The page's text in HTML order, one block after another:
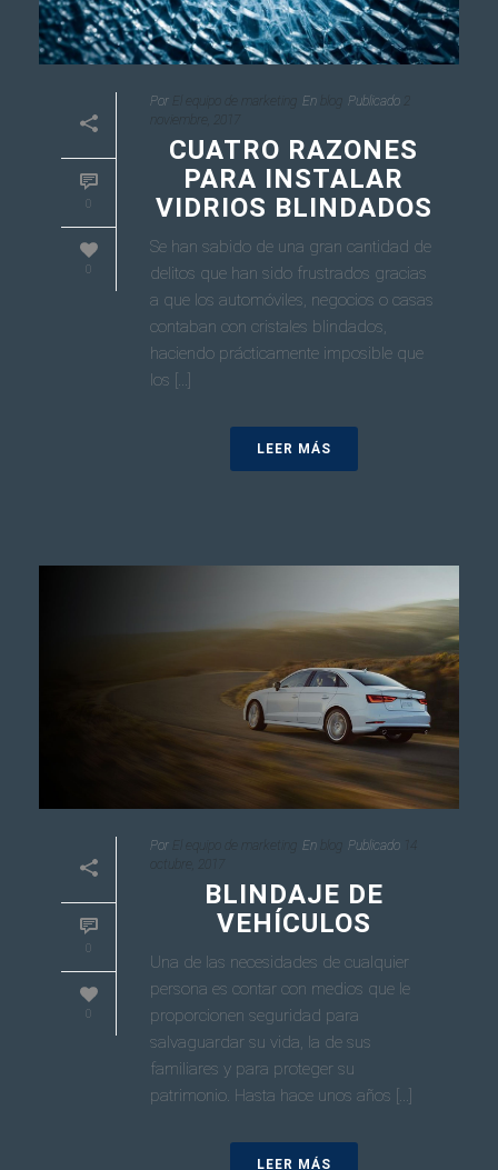
0
0
Por El equipo de marketing En blog Publicado
noviembre, 2017
CUATRO RAZONES
PARA INSTALAR
VIDRIOS BLINDADOS
Se han sabido de una gran cantidad de
delitos que han sido frustrados gracias
a que los automóviles, negocios o casas
contaban con cristales blindados,
haciendo prácticamente imposible que
los [...]
LEER MÁS
0
0
Por El equipo de marketing En blog Publicado
octubre, 2017
BLINDAJE DE
VEHÍCULOS
Una de las necesidades de cualquier
persona es contar con medios que le
proporcionen seguridad para
salvaguardar su vida, la de sus
familiares y para proteger su
patrimonio. Hasta hace unos años [...]
LEER MÁS